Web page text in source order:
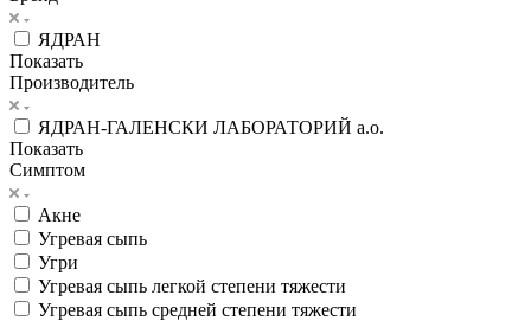
ЯДРАН
Показать
Производитель
ЯДРАН-ГАЛЕНСКИ ЛАБОРАТОРИЙ а.о.
Показать
Симптом
Акне
Угревая сыпь
Угри
Угревая сыпь легкой степени тяжести
Угревая сыпь средней степени тяжести